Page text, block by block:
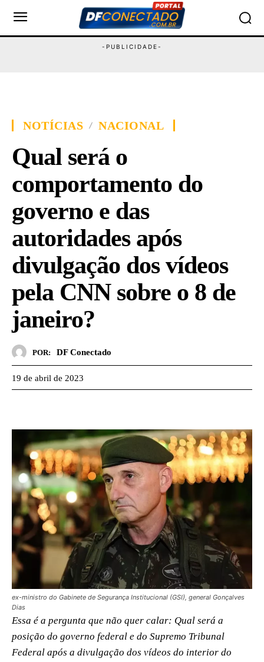
NOTÍCIAS NACIONAL
Qual será o
comportamento do
governo e das
autoridades após
divulgação dos vídeos
pela CNN sobre o 8 de
janeiro?
POR: DF Conectado
19 de abril de 2023
ex-ministro do Gabinete de Segurança Institucional (GSI), general Gonçalves
Dias
Essa é a pergunta que não quer calar: Qual será a
posição do governo federal e do Supremo Tribunal
Federal após a divulgação dos vídeos do interior do